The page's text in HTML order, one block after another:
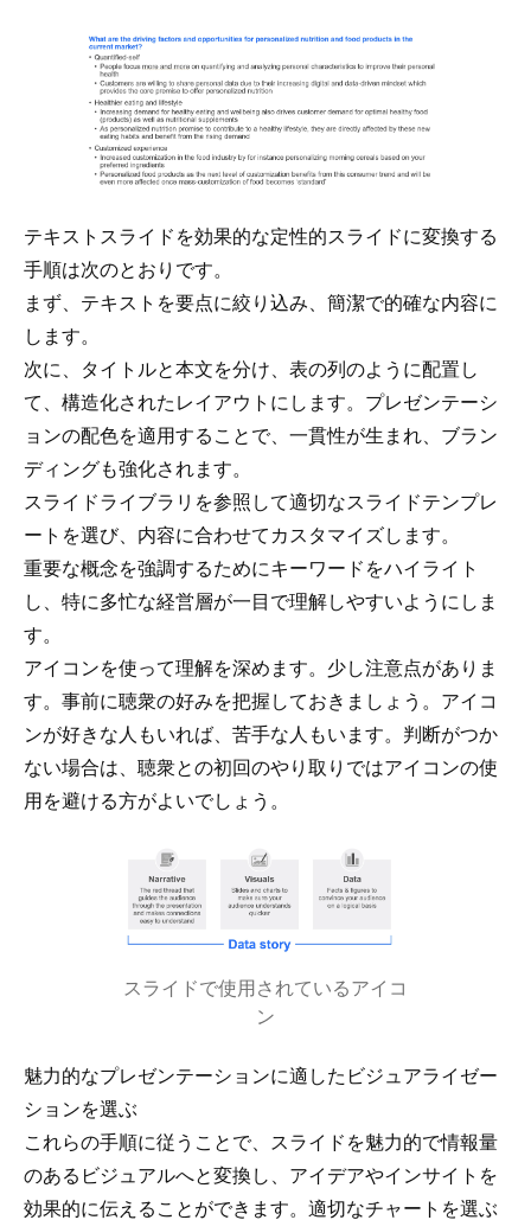
テキストスライドを効果的な定性的スライドに変換する
手順は次のとおりです。
まず、テキストを要点に絞り込み、簡潔で的確な内容に
します。
次に、タイトルと本文を分け、表の列のように配置し
て、構造化されたレイアウトにします。プレゼンテーシ
ョンの配色を適用することで、一貫性が生まれ、ブラン
ディングも強化されます。
スライドライブラリ を参照して適切なスライドテンプレ
ートを選び、内容に合わせてカスタマイズします。
重要な概念を強調するためにキーワードをハイライト
し、特に多忙な経営層が一目で理解しやすいようにしま
す。
アイコンを使って理解を深めます。少し注意点がありま
す。事前に聴衆の好みを把握しておきましょう。アイコ
ンが好きな人もいれば、苦手な人もいます。判断がつか
ない場合は、聴衆との初回のやり取りではアイコンの使
用を避ける方がよいでしょう。
スライドで使用されているアイコ
ン
魅力的なプレゼンテーションに適したビジュアライゼー
ションを選ぶ
これらの手順に従うことで、スライドを魅力的で情報量
のあるビジュアルへと変換し、アイデアやインサイトを
効果的に伝えることができます。適切なチャートを選ぶ